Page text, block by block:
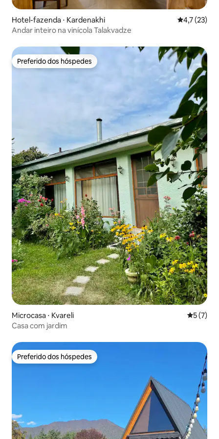
Hotel-fazenda ⋅ Kardenakhi 4,7 de uma
4,7 (23)
Andar inteiro na vinícola Talakvadze
Preferido dos hóspedes
Preferido dos hóspedes
Microcasa ⋅ Kvareli 5 de
5 (7)
Casa com jardim
Preferido dos hóspedes
Preferido dos hóspedes